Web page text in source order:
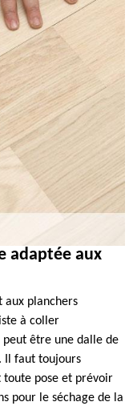
adaptée aux
aux planchers
à coller
être une dalle de
Il faut toujours
toute pose et prévoir
pour le séchage de la